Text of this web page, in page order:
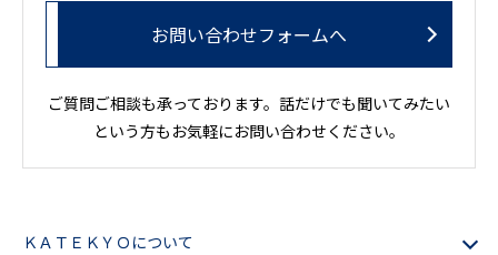
お問い合わせフォームへ
ご質問ご相談も承っております。話だけでも聞いてみたい
という方もお気軽にお問い合わせください。
ＫＡＴＥＫＹＯについて